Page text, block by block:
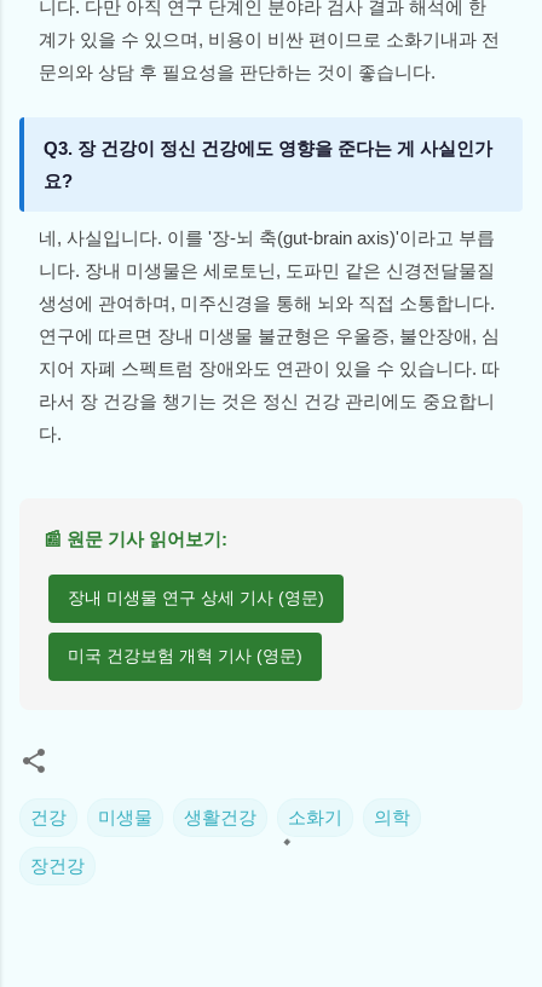
니다. 다만 아직 연구 단계인 분야라 검사 결과 해석에 한
계가 있을 수 있으며, 비용이 비싼 편이므로 소화기내과 전
문의와 상담 후 필요성을 판단하는 것이 좋습니다.
Q3. 장 건강이 정신 건강에도 영향을 준다는 게 사실인가
요?
네, 사실입니다. 이를 '장-뇌 축(gut-brain axis)'이라고 부릅
니다. 장내 미생물은 세로토닌, 도파민 같은 신경전달물질
생성에 관여하며, 미주신경을 통해 뇌와 직접 소통합니다.
연구에 따르면 장내 미생물 불균형은 우울증, 불안장애, 심
지어 자폐 스펙트럼 장애와도 연관이 있을 수 있습니다. 따
라서 장 건강을 챙기는 것은 정신 건강 관리에도 중요합니
다.
📰 원문 기사 읽어보기:
장내 미생물 연구 상세 기사 (영문)
미국 건강보험 개혁 기사 (영문)
건강 미생물 생활건강 소화기 의학
장건강